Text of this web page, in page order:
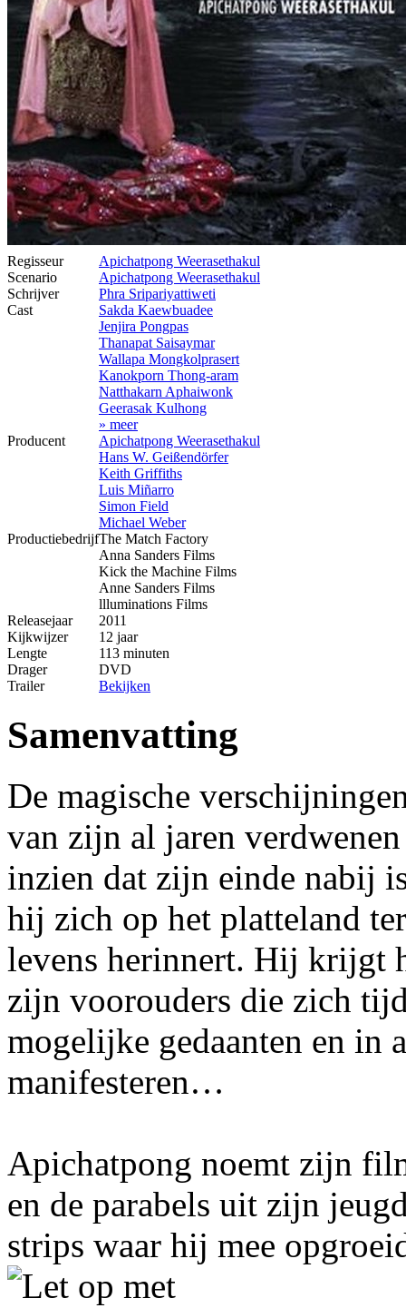
Regisseur
Apichatpong Weerasethakul
Scenario
Apichatpong Weerasethakul
Schrijver
Phra Sripariyattiweti
Cast
Sakda Kaewbuadee
Jenjira Pongpas
Thanapat Saisaymar
Wallapa Mongkolprasert
Kanokporn Thong-aram
Natthakarn Aphaiwonk
Geerasak Kulhong
» meer
Producent
Apichatpong Weerasethakul
Hans W. Geißendörfer
Keith Griffiths
Luis Miñarro
Simon Field
Michael Weber
ProductiebedrijfThe Match Factory
Anna Sanders Films
Kick the Machine Films
Anne Sanders Films
llluminations Films
Releasejaar
2011
Kijkwijzer
12 jaar
Lengte
113 minuten
Drager
DVD
Trailer
Bekijken
Samenvatting
De magische
van zijn al jaren
inzien dat zijn einde nabij
hij zich op het platteland
levens herinnert. Hij krijgt
zijn voorouders die zich
mogelijke gedaanten en in
manifesteren…
Apichatpong noemt zijn
en de parabels uit zijn
strips waar hij mee